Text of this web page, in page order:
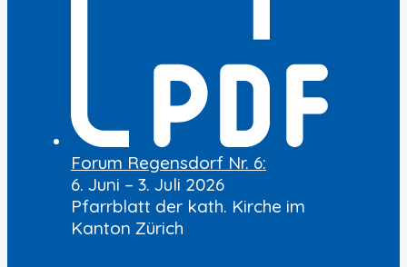
Forum Regensdorf Nr. 6:
6. Juni – 3. Juli 2026
Pfarrblatt der kath. Kirche im
Kanton Zürich